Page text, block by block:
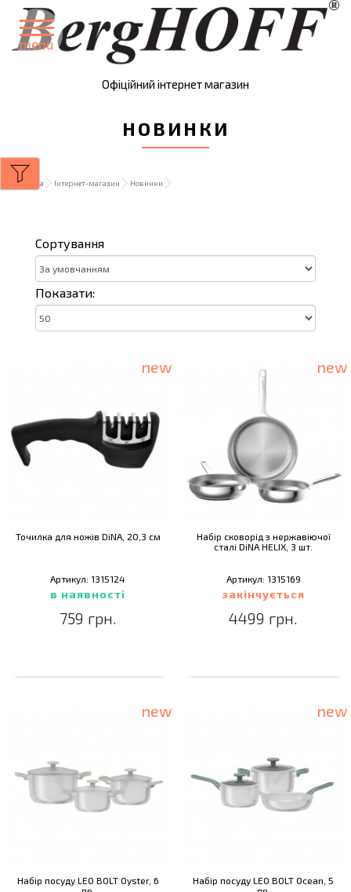
menu
Офіційний інтернет магазин
НОВИНКИ
Головна Інтернет-магазин Новинки
Сортування
Показати:
new
Точилка для ножiв DiNA, 20,3 см
Артикул: 1315124
в наявності
759 грн.
new
Набір сковорід з нержавіючої
сталі DiNA HELIX, 3 шт.
Артикул: 1315169
закінчується
4499 грн.
new
Набір посуду LEO BOLT Oyster, 6
new
Набір посуду LEO BOLT Ocean, 5